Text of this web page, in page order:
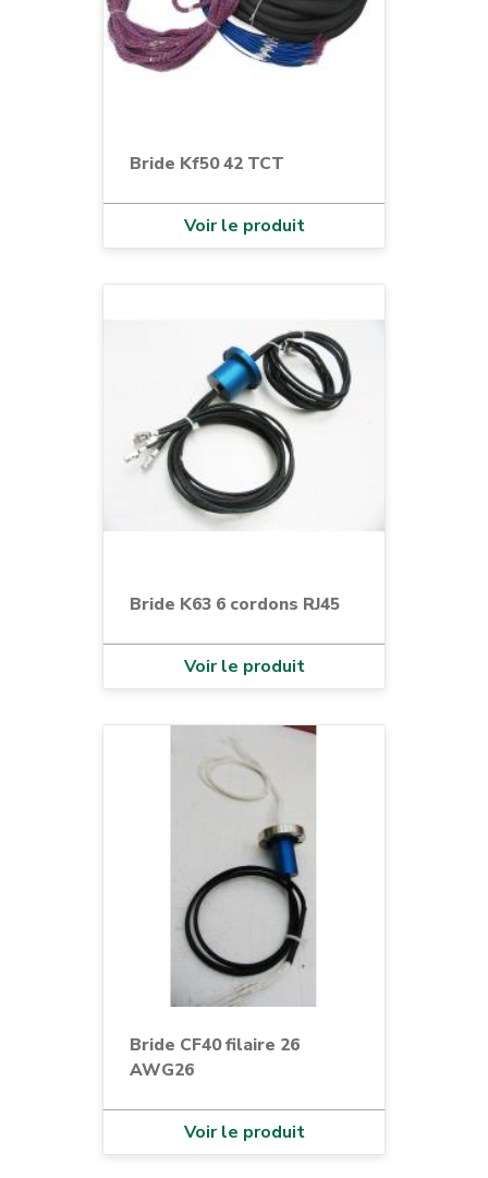
Bride Kf50 42 TCT
Voir le produit
Bride K63 6 cordons RJ45
Voir le produit
Bride CF40 filaire 26
AWG26
Voir le produit